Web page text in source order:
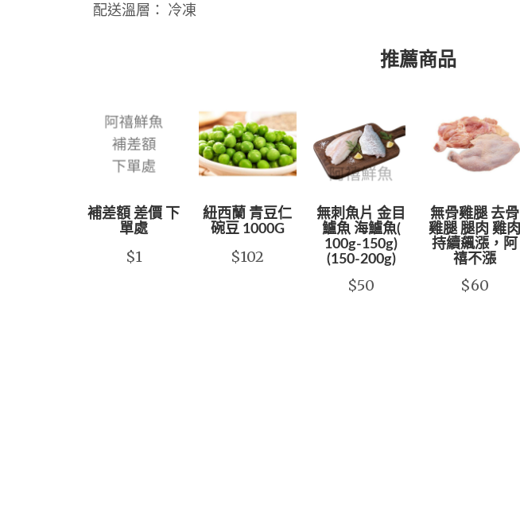
配送溫層： 冷凍
推薦商品
補差額 差價 下
單處
$1
紐西蘭 青豆仁
碗豆 1000G
$102
無刺魚片 金目
鱸魚 海鱸魚(
100g-150g)
(150-200g)
$50
無骨雞腿 去骨
雞腿 腿肉 雞肉
持續飆漲，阿
禧不漲
$60